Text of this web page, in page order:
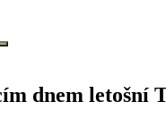
dnem letošní